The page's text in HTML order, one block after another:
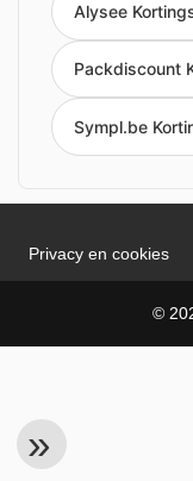
Alysee
Packdiscount
Sympl.be
Privacy en cookies
©